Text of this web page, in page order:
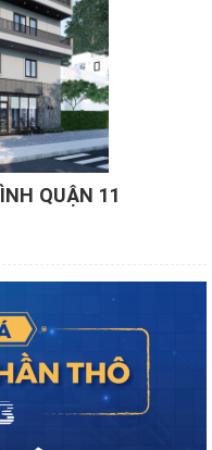
QUẬN 11